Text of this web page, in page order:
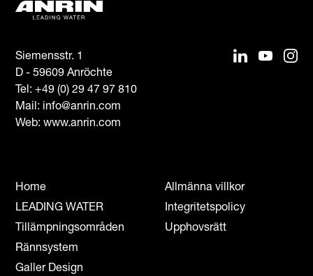
Siemensstr. 1
D - 59609 Anröchte
Tel:+49 (0) 29 47 97 810
Mail: info@anrin.com
Web: www.anrin.com
Home
LEADING WATER
Tillämpningsområden
Rännsystem
Galler Design
Allmänna villkor
Integritetspolicy
Upphovsrätt